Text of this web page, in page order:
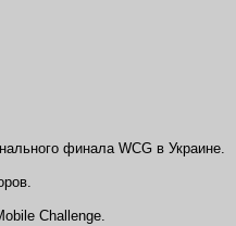
финала WCG в Украине.
Challenge.